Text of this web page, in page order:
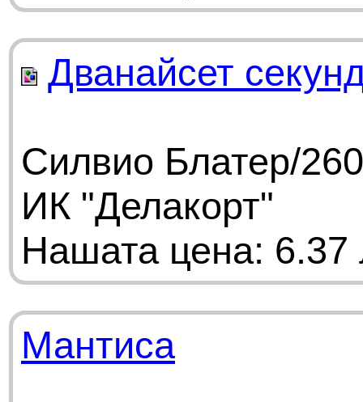
Дванайсет
Силвио Блатер/
ИК "Делакорт"
Нашата цена: 6.37
Мантиса